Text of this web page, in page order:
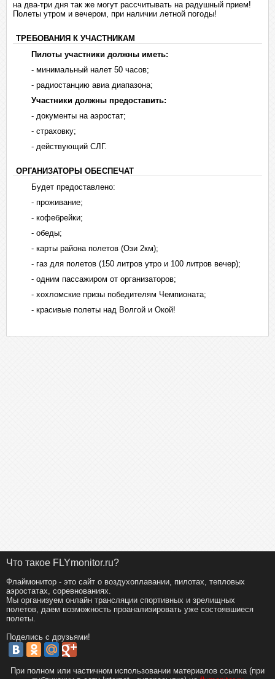
на два-три дня так же могут рассчитывать на радушный прием!
Полеты утром и вечером, при наличии летной погоды!
ТРЕБОВАНИЯ К УЧАСТНИКАМ
Пилоты участники должны иметь:
- минимальный налет 50 часов;
- радиостанцию авиа диапазона;
Участники должны предоставить:
- документы на аэростат;
- страховку;
- действующий СЛГ.
ОРГАНИЗАТОРЫ ОБЕСПЕЧАТ
Будет предоставлено:
- проживание;
- кофебрейки;
- обеды;
- карты района полетов (Ози 2км);
- газ для полетов (150 литров утро и 100 литров вечер);
- одним пассажиром от организаторов;
- хохломские призы победителям Чемпионата;
- красивые полеты над Волгой и Окой!
Что такое FLYmonitor.ru?
Флаймонитор - это сайт о воздухоплавании, пилотах, тепловых
аэростатах, соревнованиях.
Мы организуем онлайн трансляции спортивных и зрелищных
полетов, даем возможность проанализировать уже состоявшиеся
полеты.
Поделись с друзьями!
При полном или частичном использовании материалов ссылка (при